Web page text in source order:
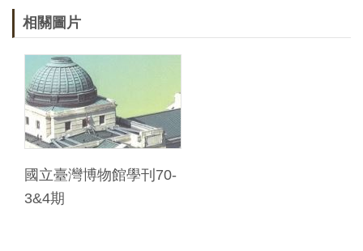
服
務
政
府
公
資
訊
相關圖片
國立臺灣博物館學刊70-
3&4期